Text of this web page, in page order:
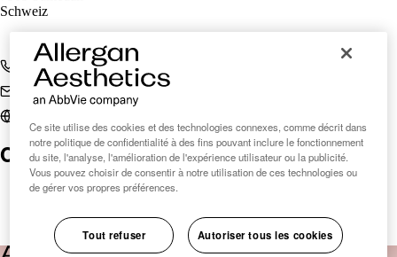
Schweiz
+410844446688
info@beautyclinic.ch
Clinic Finder Suisse
Ce site utilise des cookies et des technologies connexes, comme décrit dans
notre politique de confidentialité à des fins pouvant inclure le fonctionnement
du site, l'analyse, l'amélioration de l'expérience utilisateur ou la publicité.
Vous pouvez choisir de consentir à notre utilisation de ces technologies ou
de gérer vos propres préférences.
Tout refuser Autoriser tous les cookies